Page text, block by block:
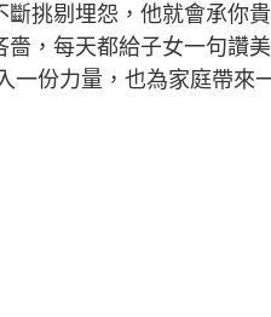
挑剔埋怨，他就會承你
，每天都給子女一句讚
份力量，也為家庭帶來